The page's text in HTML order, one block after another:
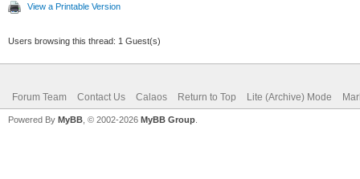
View a Printable Version
Users browsing this thread: 1 Guest(s)
Forum Team Contact Us Calaos Return to Top Lite (Archive) Mode
Powered By MyBB , © 2002-2026 MyBB Group